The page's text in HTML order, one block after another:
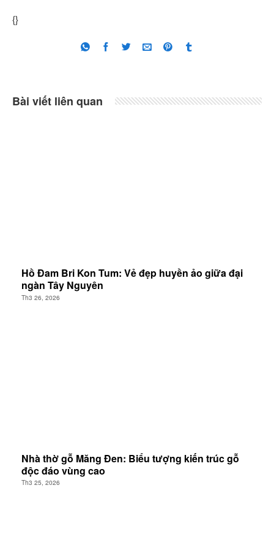
{}
Bài viết liên quan
Hồ Đam Bri Kon Tum: Vẻ đẹp huyền ảo giữa đại
ngàn Tây Nguyên
Th3 26, 2026
Nhà thờ gỗ Măng Đen: Biểu tượng kiến trúc gỗ
độc đáo vùng cao
Th3 25, 2026